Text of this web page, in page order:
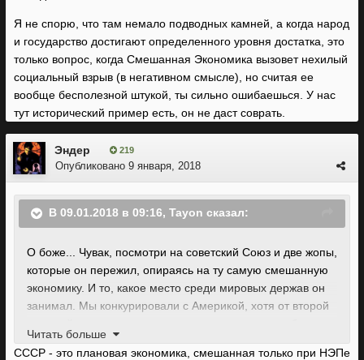
Я не спорю, что там немало подводных камней, а когда народ
и государство достигают определенного уровня достатка, это
только вопрос, когда Смешанная Экономика вызовет нехилый
социальный взрыв (в негативном смысле), но считая ее
вообще бесполезной штукой, ты сильно ошибаешься. У нас
тут исторический пример есть, он не даст соврать.
Эндер 219
Опубликовано 9 января, 2018
В 09.01.2018 в 09:16, Tayon сказал:
О боже... Чувак, посмотри на советский Союз и две жопы,
которые он пережил, опираясь на ту самую смешанную
экономику. И то, какое место среди мировых держав он
занимал. Мы конкурировали с Америкой, хотя от второй
т.п.
Читать больше
СССР - это плановая экономика, смешанная только при НЭПе